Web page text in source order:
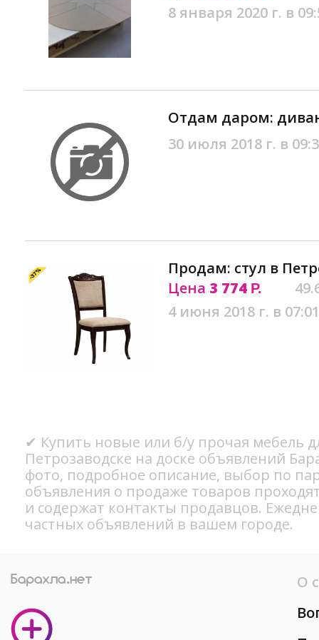
8 января 2020 г. в
Отдам даром:
30 июля 2018 г. в
Продам: стул в
Цена 3 774 Р.
4 июня 2018 г. в 07:01
✔ Купить новые или б/у прочая мебель
Петрозаводске на доске объявлений
фото, подробное описание, выбор по
объявления о продаже товаров
и содержат контакты продавцов.
частных объявлений в вашем городе.
О